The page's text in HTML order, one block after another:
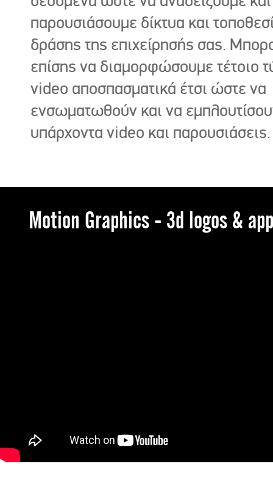
παρουσιάσουμε δίκτυα και
δράσης της επιχείρησής σας.
επίσης να διαμορφώσουμε τέτοιο
video αποσπασματικά έτσι ώστε να
ενσωματωθούν και να
υπάρχοντα video και παρουσιάσεις.
Motion Graphics - 3d logos &